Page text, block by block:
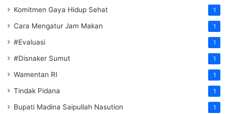
Komitmen Gaya Hidup Sehat 1
Cara Mengatur Jam Makan 1
#Evaluasi 1
#Disnaker Sumut 1
Wamentan RI 1
Tindak Pidana 1
Bupati Madina Saipullah Nasution 1